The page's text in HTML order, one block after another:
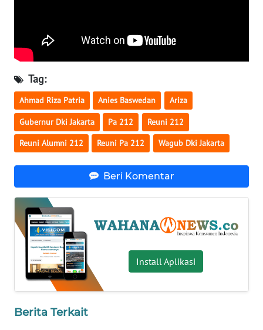
Tag:
Ahmad Riza Patria Anies Baswedan Ariza
Gubernur Dki Jakarta Pa 212 Reuni 212
Reuni Alumni 212 Reuni Pa 212 Wagub Dki Jakarta
Beri Komentar
Install Aplikasi
Berita Terkait
RIAU
WN
SERAMBI
WN
JAMBI
SULTRA
WN
NTB
WN
SULTENG
SULBAR